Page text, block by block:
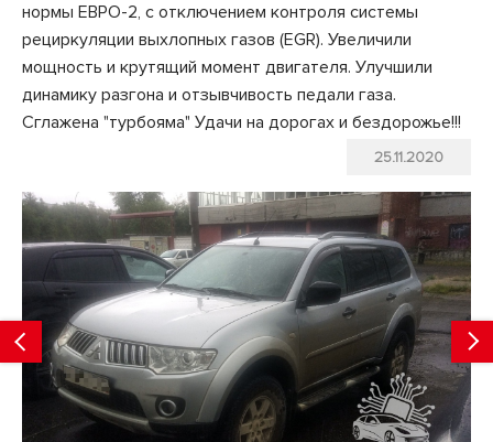
нормы ЕВРО-2, с отключением контроля системы
рециркуляции выхлопных газов (EGR). Увеличили
мощность и крутящий момент двигателя. Улучшили
динамику разгона и отзывчивость педали газа.
Сглажена "турбояма" Удачи на дорогах и бездорожье!!!
25.11.2020